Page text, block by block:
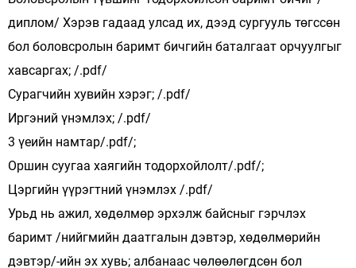
диплом/ Хэрэв гадаад улсад их, дээд сургууль төгссөн
бол боловсролын баримт бичгийн баталгаат орчуулгыг
хавсаргах; /.pdf/
Сурагчийн хувийн хэрэг; /.pdf/
Иргэний үнэмлэх; /.pdf/
3 үеийн намтар/.pdf/;
Оршин суугаа хаягийн тодорхойлолт/.pdf/;
Цэргийн үүрэгтний үнэмлэх /.pdf/
Урьд нь ажил, хөдөлмөр эрхэлж байсныг гэрчлэх
баримт /нийгмийн даатгалын дэвтэр, хөдөлмөрийн
дэвтэр/-ийн эх хувь; албанаас чөлөөлөгдсөн бол